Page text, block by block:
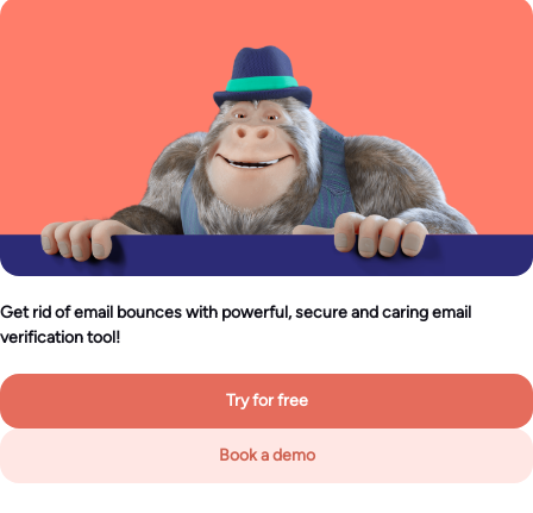
Get rid of email bounces with powerful, secure and caring email
verification tool!
Try for free
Book a demo